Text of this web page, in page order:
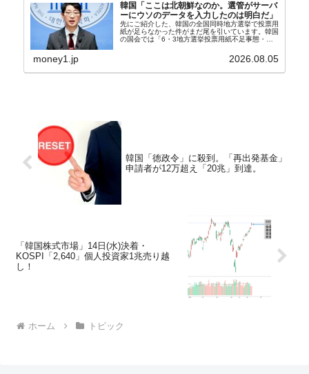
韓国「ここは北朝鮮なのか。選管がサーバ
ーにウソのデータを入力したのは明白だ」
先にご紹介した、韓国の全国同時地方選挙で投票用
紙が足らなかった件がまだ尾を引いています。韓国
の国会では「6・3地方選挙投票用紙不足事態・国
す。『国民の力』の朱晋佑（チュ・ジヌ）議員はそ
money1.jp 2026.08.05
韓国「徳政令」に殺到。「再出発基金」
申請者が12万超え「20兆」到達。
「韓国株式市場」14日(水)決着・
KOSPI「2,640」個人投資家1兆売り越
し！
ホーム トピック